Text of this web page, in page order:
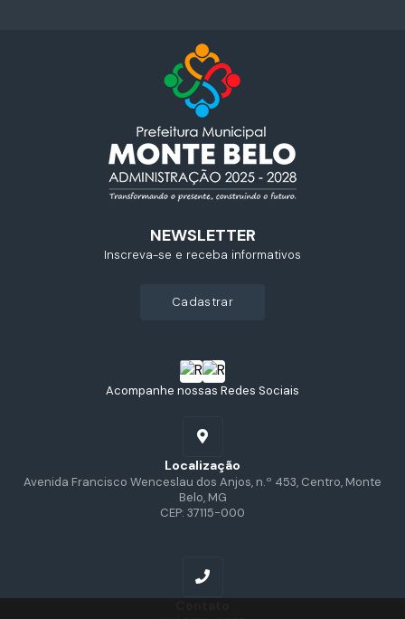
Acompanhe nossas Redes Sociais
Localização
Avenida Francisco Wenceslau dos Anjos, n.º 453, Centro, Monte
Belo, MG
CEP: 37115-000
NEWSLETTER
Inscreva-se e receba informativos
cadastrar